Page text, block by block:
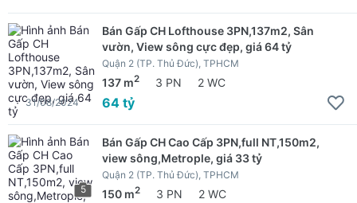
Bán Gấp CH Lofthouse 3PN,137m2, Sân
vườn, View sông cực đẹp, giá 64 tỷ
Quận 2 (TP. Thủ Đức), TPHCM
137 m2 3 PN 2 WC
64 tỷ
31/08/2024
5
Bán Gấp CH Cao Cấp 3PN,full NT,150m2,
view sông,Metrople, giá 33 tỷ
Quận 2 (TP. Thủ Đức), TPHCM
150 m2 3 PN 2 WC